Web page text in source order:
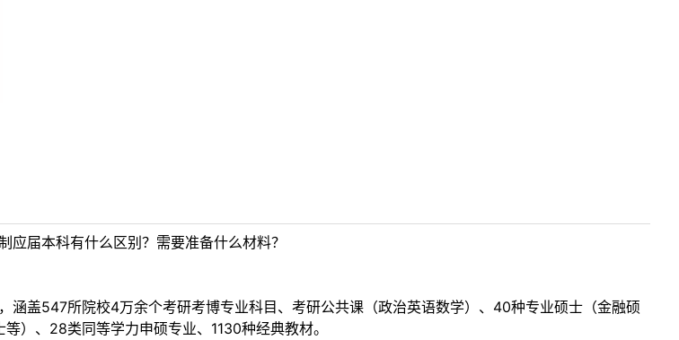
届本科有什么区别？需要准备什么材料？
涵盖547所院校4万余个考研考博专业科目、考研公共课（政治英语数学）、40种专业硕士（金融硕
）、28类同等学力申硕专业、1130种经典教材。